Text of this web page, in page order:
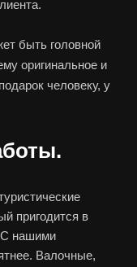
быть головной
оригинальное и
человеку, у
пригодится в
С нашими
Валочные,